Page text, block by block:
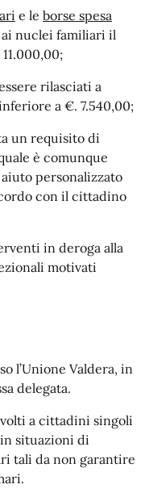
e le borse spesa
ai nuclei familiari il
rilasciati a
a €. 7.540,00;
un requisito di
è comunque
personalizzato
con il cittadino
in deroga alla
motivati
l’Unione Valdera, in
delegata.
a cittadini singoli
situazioni di
tali da non garantire